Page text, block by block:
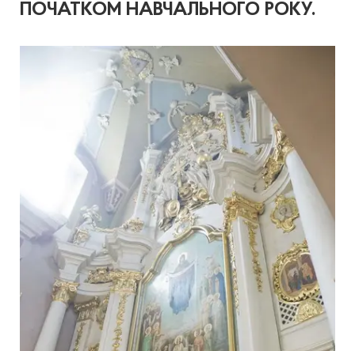
ПОЧАТКОМ НАВЧАЛЬНОГО РОКУ.